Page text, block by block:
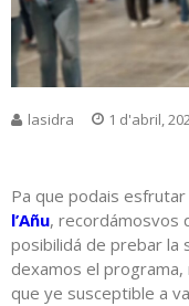
lasidra 1 d'abril,
Pa que podais
l’Añu, recordámosvos
posibilidá de prebar la
dexamos el
que ye susceptible a